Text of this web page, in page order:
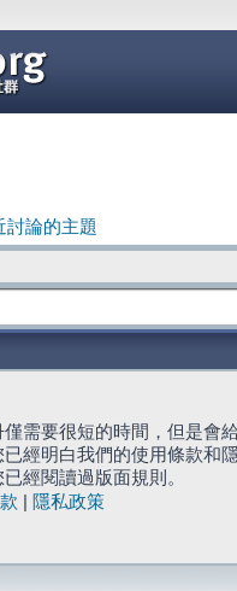
討論的主題
需要很短的時間，但是會
經明白我們的使用條款和
經閱讀過版面規則。
隱私政策